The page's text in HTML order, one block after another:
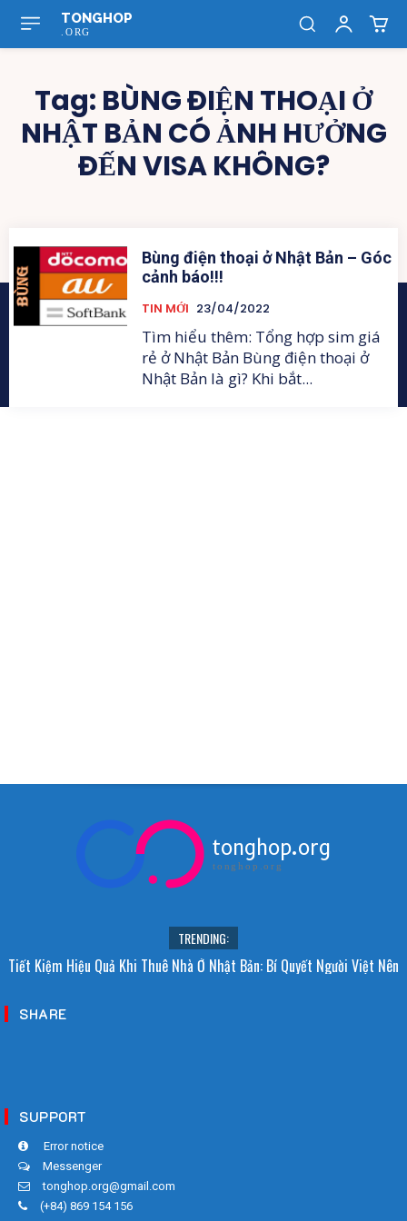
TONGHOP
.ORG
Tag: BÙNG ĐIỆN THOẠI Ở
NHẬT BẢN CÓ ẢNH HƯỞNG
ĐẾN VISA KHÔNG?
Bùng điện thoại ở Nhật Bản – Góc
cảnh báo!!!
TIN MỚI 23/04/2022
Tìm hiểu thêm: Tổng hợp sim giá
rẻ ở Nhật Bản Bùng điện thoại ở
Nhật Bản là gì? Khi bắt...
tonghop.org
tonghop.org
TRENDING:
Tiết Kiệm Hiệu Quả Khi Thuê Nhà Ở Nhật Bản: Bí Quyết Người Việt Nên
SHARE
SUPPORT
Error notice
Messenger
tonghop.org@gmail.com
(+84) 869 154 156